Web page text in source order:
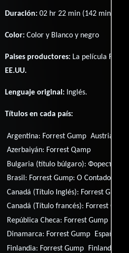
Duración: 02 hr 22 min (142 minutos) .
Color: Color y Blanco y negro
Paises productores: La película
EE.UU.
Lenguaje original: Inglés.
Títulos en cada país:
Argentina: Forrest Gump Austria:
Azerbaiyán: Forrest Qamp
Bulgaria (título búlgaro):Форест Гъмп
Brasil: Forrest Gump: O Contador de
Canadá (Título Inglés): Forrest Gump
Canadá (Título francés): Forrest Gump
República Checa: Forrest Gump
Dinamarca: Forrest Gump España:
Finlandia: Forrest Gump Finlandia